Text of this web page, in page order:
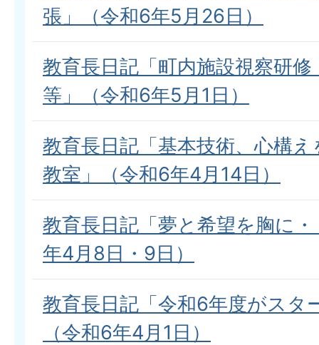
張」（令和6年5月26日）
教育長日記「町内施設視察研
等」（令和6年5月1日）
教育長日記「基本技術、心構
教室」（令和6年4月14日）
教育長日記「夢と希望を胸に
年4月8日・9日）
教育長日記「令和6年度がスタ
（令和6年4月1日）